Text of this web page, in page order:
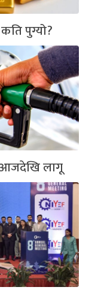
पुग्यो?
आजदेखि लागू